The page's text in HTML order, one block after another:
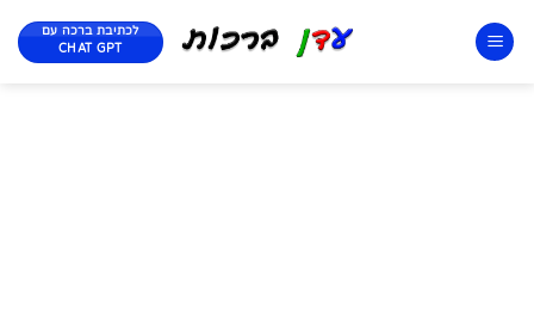
לכתיבת ברכה עם
CHAT GPT